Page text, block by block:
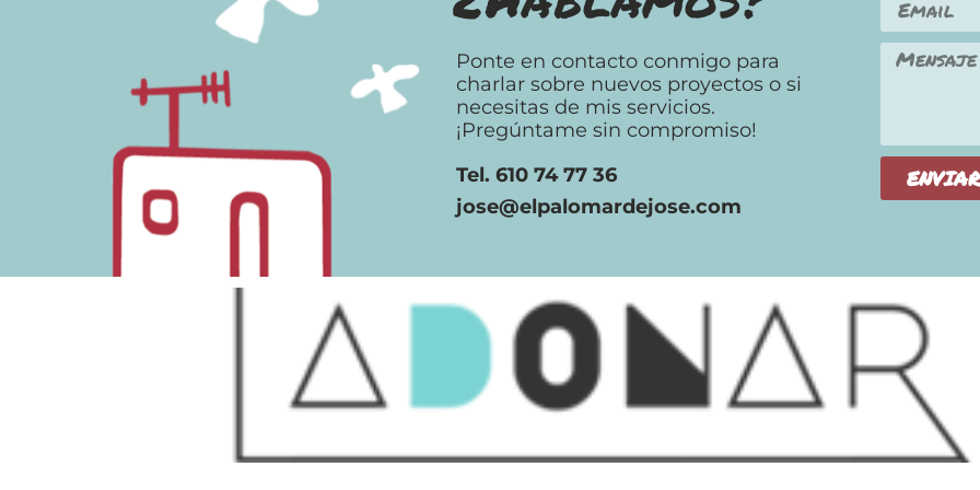
Ponte en contacto conmigo para
charlar sobre nuevos proyectos o si
necesitas de mis servicios.
¡Pregúntame sin compromiso!
Tel. 610 74 77 36
jose@elpalomardejose.com
ENVIAR